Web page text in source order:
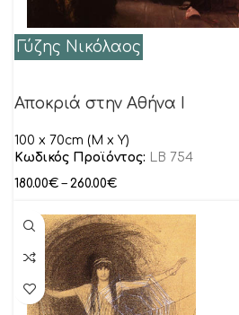
Γύζης Νικόλαος
Αποκριά στην Αθήνα Ι
100 x 70cm (M x Y)
Κωδικός Προϊόντος: LB 754
180.00€ – 260.00€